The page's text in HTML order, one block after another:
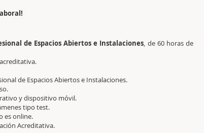
de Espacios Abiertos e Instalaciones, de 60 horas de
de Espacios Abiertos e Instalaciones.
y dispositivo móvil.
tipo test.
es online.
Acreditativa.